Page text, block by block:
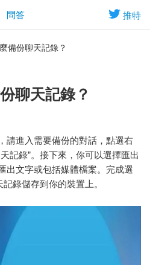
推特
問答
備份聊天記錄？
聊天記錄？
請進入需要備份的對話，點選右
記錄”。接下來，你可以選擇匯出
出文字或包括媒體檔案。完成選
錄儲存到你的裝置上。